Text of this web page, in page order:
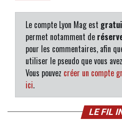
Le compte Lyon Mag est
permet notamment de
pour les commentaires, afin
utiliser le pseudo que vous
Vous pouvez créer un compte
ici.
LE FIL